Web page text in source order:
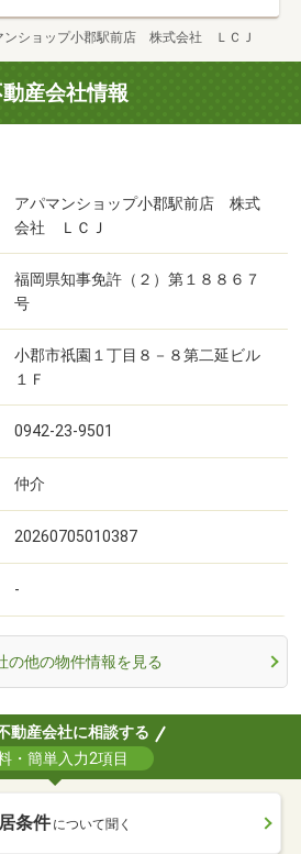
ンショップ小郡駅前店 株式会社 ＬＣＪ
産会社情報
アパマンショップ小郡駅前店 株式
会社 ＬＣＪ
福岡県知事免許（２）第１８８６７
号
小郡市祇園１丁目８－８第二延ビル
１Ｆ
0942-23-9501
仲介
20260705010387
-
の他の物件情報を見る
動産会社に相談する
・簡単入力2項目
条件 について聞く